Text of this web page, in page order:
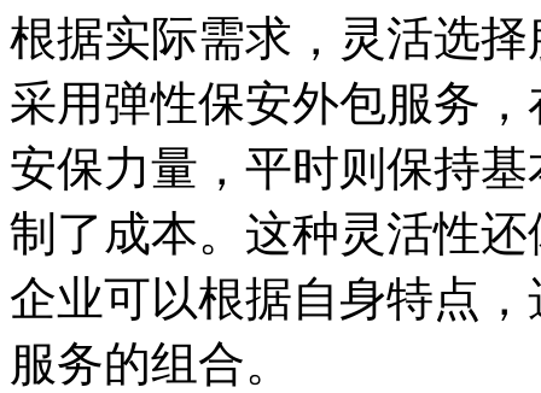
根据实际需求，灵活选
采用弹性保安外包服务
安保力量，平时则保持
制了成本。这种灵活性
企业可以根据自身特点
服务的组合。